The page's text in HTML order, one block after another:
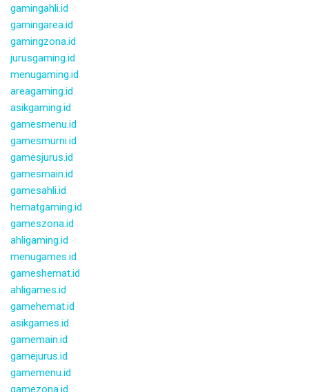
gamingahli.id
gamingarea.id
gamingzona.id
jurusgaming.id
menugaming.id
areagaming.id
asikgaming.id
gamesmenu.id
gamesmurni.id
gamesjurus.id
gamesmain.id
gamesahli.id
hematgaming.id
gameszona.id
ahligaming.id
menugames.id
gameshemat.id
ahligames.id
gamehemat.id
asikgames.id
gamemain.id
gamejurus.id
gamemenu.id
gamezona.id